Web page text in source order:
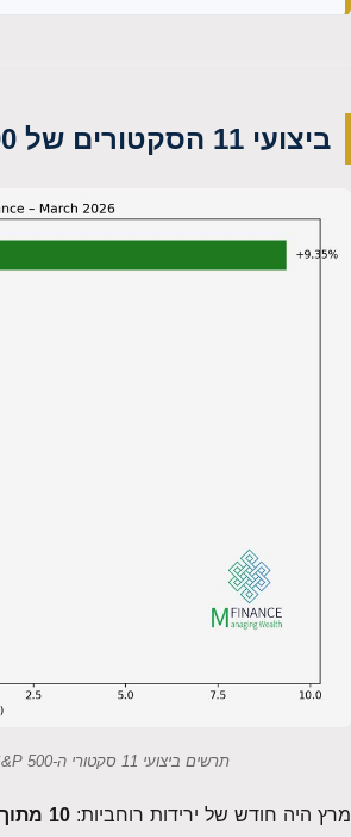
ביצועי 11 הסקטורים של S&P 500 — מרץ 2026
תרשים ביצועי 11 סקטורי ה-S&P 500 לחודש מרץ 2026 · ניתוח MFinance · ניר מרקוביץ, מומחה שוק ההון
מרץ היה חודש של ירידות רוחביות: 10 מתוך 11 הסקטורים